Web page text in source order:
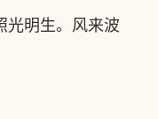
光明生。风来波